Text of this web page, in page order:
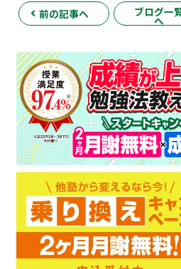
前の記事へ ブログ一
へ